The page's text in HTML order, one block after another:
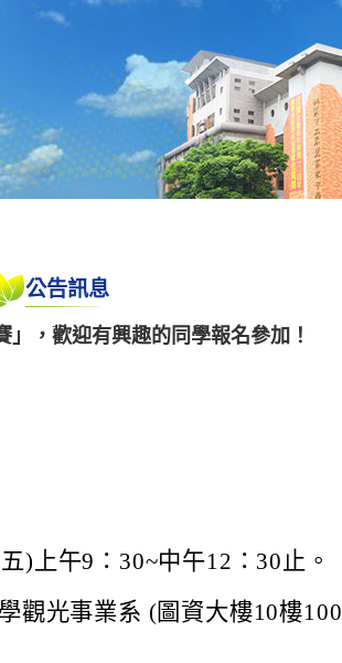
公告訊息
，歡迎有興趣的同學報名參加！
)上午9：30~中午12：30止。
觀光事業系 (圖資大樓10樓100